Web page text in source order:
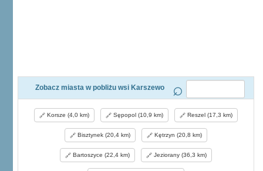
Zobacz miasta w pobliżu wsi Karszewo
Korsze (4,0 km) Sępopol (10,9 km) Reszel (17,3 km)
Bisztynek (20,4 km) Kętrzyn (20,8 km)
Bartoszyce (22,4 km) Jeziorany (36,3 km)